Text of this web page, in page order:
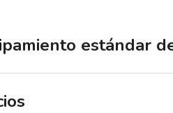
estándar